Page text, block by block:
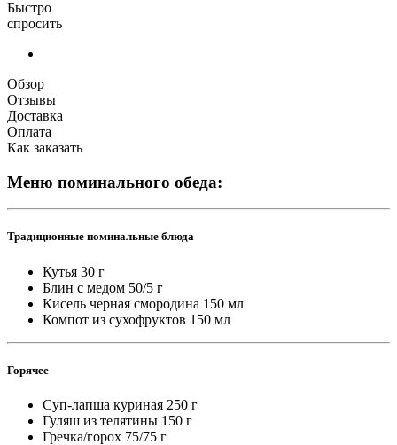
Быстро
спросить
Обзор
Отзывы
Доставка
Оплата
Как заказать
Меню поминального обеда:
Традиционные поминальные блюда
Кутья 30 г
Блин с медом 50/5 г
Кисель черная смородина 150 мл
Компот из сухофруктов 150 мл
Горячее
Суп-лапша куриная 250 г
Гуляш из телятины 150 г
Гречка/горох 75/75 г